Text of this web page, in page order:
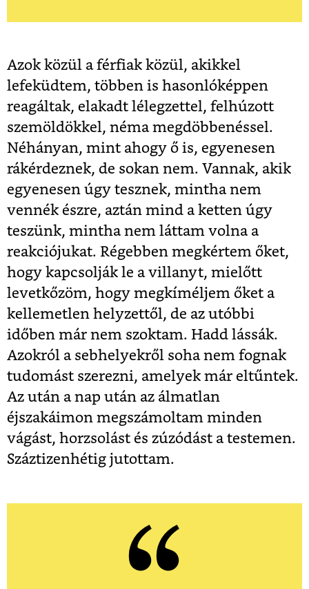
Azok közül a férfiak közül, akikkel
lefeküdtem, többen is hasonlóképpen
reagáltak, elakadt lélegzettel, felhúzott
szemöldökkel, néma megdöbbenéssel.
Néhányan, mint ahogy ő is, egyenesen
rákérdeznek, de sokan nem. Vannak, akik
egyenesen úgy tesznek, mintha nem
vennék észre, aztán mind a ketten úgy
teszünk, mintha nem láttam volna a
reakciójukat. Régebben megkértem őket,
hogy kapcsolják le a villanyt, mielőtt
levetkőzöm, hogy megkíméljem őket a
kellemetlen helyzettől, de az utóbbi
időben már nem szoktam. Hadd lássák.
Azokról a seb­helyekről soha nem fognak
tudomást szerezni, amelyek már eltűntek.
Az után a nap után az álmatlan
éjszakáimon megszámoltam minden
vágást, horzsolást és zúzódást a testemen.
Száztizenhétig jutottam.